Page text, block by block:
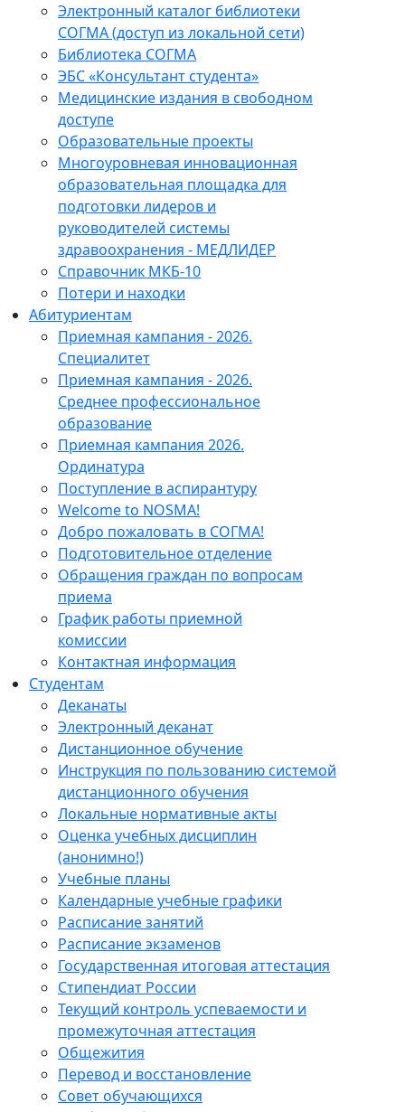
Электронный каталог библиотеки
СОГМА (доступ из локальной сети)
Библиотека СОГМА
ЭБС «Консультант студента»
Медицинские издания в свободном
доступе
Образовательные проекты
Многоуровневая инновационная
образовательная площадка для
подготовки лидеров и
руководителей системы
здравоохранения - МЕДЛИДЕР
Справочник МКБ-10
Потери и находки
Абитуриентам
Приемная кампания - 2026.
Специалитет
Приемная кампания - 2026.
Среднее профессиональное
образование
Приемная кампания 2026.
Ординатура
Поступление в аспирантуру
Welcome to NOSMA!
Добро пожаловать в СОГМА!
Подготовительное отделение
Обращения граждан по вопросам
приема
График работы приемной
комиссии
Контактная информация
Студентам
Деканаты
Электронный деканат
Дистанционное обучение
Инструкция по пользованию системой
дистанционного обучения
Локальные нормативные акты
Оценка учебных дисциплин
(анонимно!)
Учебные планы
Календарные учебные графики
Расписание занятий
Расписание экзаменов
Государственная итоговая аттестация
Стипендиат России
Текущий контроль успеваемости и
промежуточная аттестация
Общежития
Перевод и восстановление
Совет обучающихся